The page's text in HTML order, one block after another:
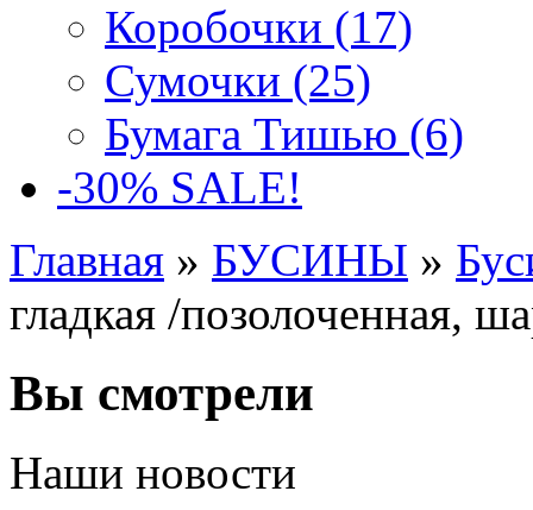
Коробочки (17)
Сумочки (25)
Бумага Тишью (6)
-30% SALE!
Главная » БУСИНЫ »
гладкая /позолоченная,
Вы смотрели
Наши новости